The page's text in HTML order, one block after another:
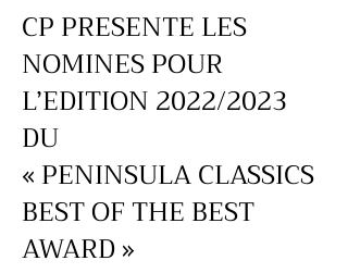
CP PRESENTE LES
NOMINES POUR
L’EDITION 2022/2023
DU
« PENINSULA CLASSICS
BEST OF THE BEST
AWARD »